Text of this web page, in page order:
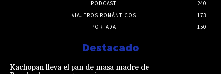
PODCAST
240
VIAJEROS ROMÁNTICOS
173
PORTADA
150
Destacado
Kachopan lleva el pan de masa madre de